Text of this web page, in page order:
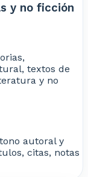
y no ficción
textos de
y no
autoral y
citas, notas